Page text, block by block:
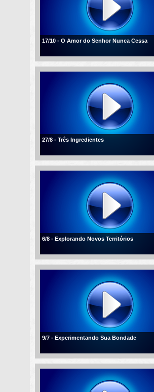
17/10 - O Amor do Senhor Nunca Cessa
27/8 - Três Ingredientes
6/8 - Explorando Novos Territórios
9/7 - Experimentando Sua Bondade